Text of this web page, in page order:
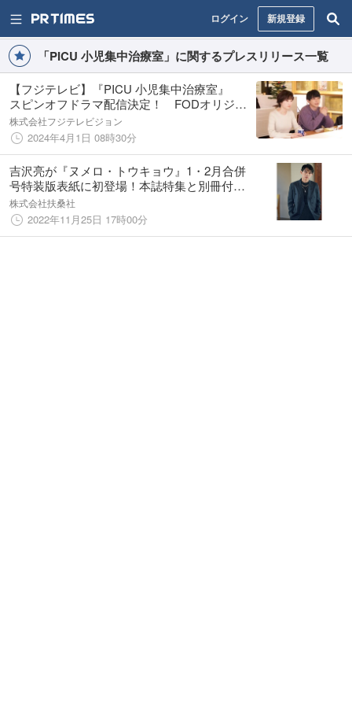
ログイン 新規登録
「PICU 小児集中治療室」に関するプレスリリース一覧
【フジテレビ】『PICU 小児集中治療室』
スピンオフドラマ配信決定！ FODオリジナ
ルスピンオフドラマ『PICU〜小児集中治療
室〜スピンオフ』４月１日（月）20時 配信
スタート！
株式会社フジテレビジョン
2024年4月1日 08時30分
吉沢亮が『ヌメロ・トウキョウ』1・2月合併
号特装版表紙に初登場！本誌特集と別冊付録
の全22ページで大特集
株式会社扶桑社
2022年11月25日 17時00分